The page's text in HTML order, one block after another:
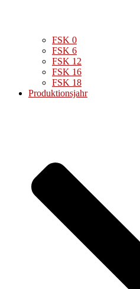
FSK 0
FSK 6
FSK 12
FSK 16
FSK 18
Produktionsjahr